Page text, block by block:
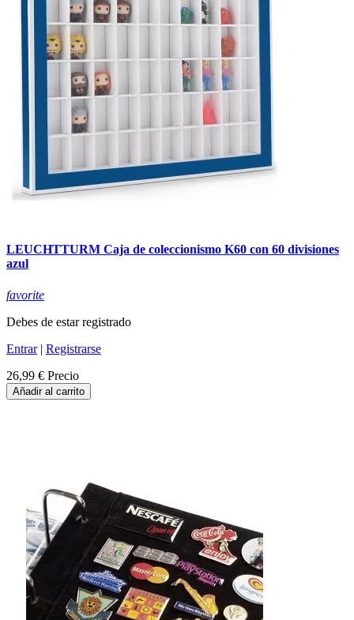
LEUCHTTURM Caja de coleccionismo K60 con 60 divisiones
azul
favorite
Debes de estar registrado
Entrar| Registrarse
26,99 € Precio
Añadir al carrito